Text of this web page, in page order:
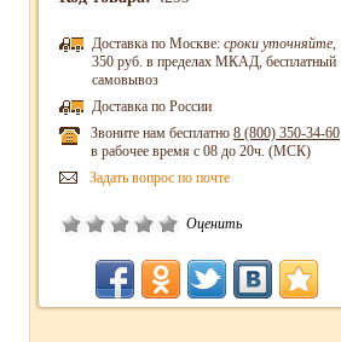
Доставка по Москве: сроки уточняйте,
350 руб. в пределах МКАД, бесплатный
самовывоз
Доставка по России
Звоните нам бесплатно 8 (800) 350-34-60
в рабочее время с 08 до 20ч. (МСК)
Задать вопрос по почте
Оценить